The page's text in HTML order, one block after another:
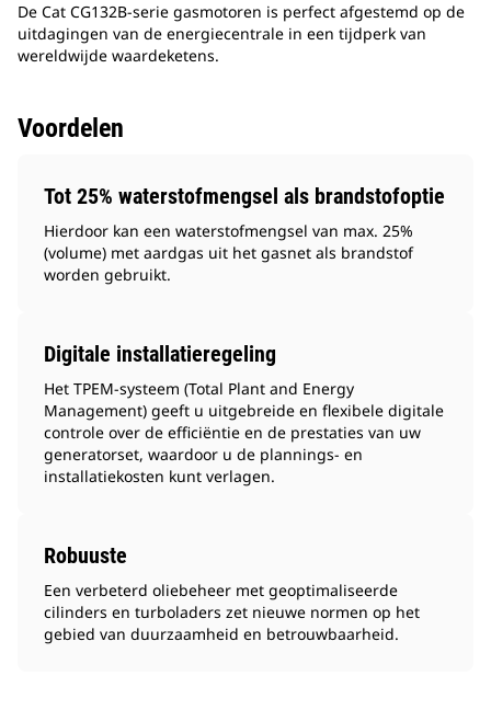
De Cat CG132B-serie gasmotoren is perfect afgestemd op de
uitdagingen van de energiecentrale in een tijdperk van
wereldwijde waardeketens.
Voordelen
Tot 25% waterstofmengsel als brandstofoptie
Hierdoor kan een waterstofmengsel van max. 25%
(volume) met aardgas uit het gasnet als brandstof
worden gebruikt.
Digitale installatieregeling
Het TPEM-systeem (Total Plant and Energy
Management) geeft u uitgebreide en flexibele digitale
controle over de efficiëntie en de prestaties van uw
generatorset, waardoor u de plannings- en
installatiekosten kunt verlagen.
Robuuste
Een verbeterd oliebeheer met geoptimaliseerde
cilinders en turboladers zet nieuwe normen op het
gebied van duurzaamheid en betrouwbaarheid.